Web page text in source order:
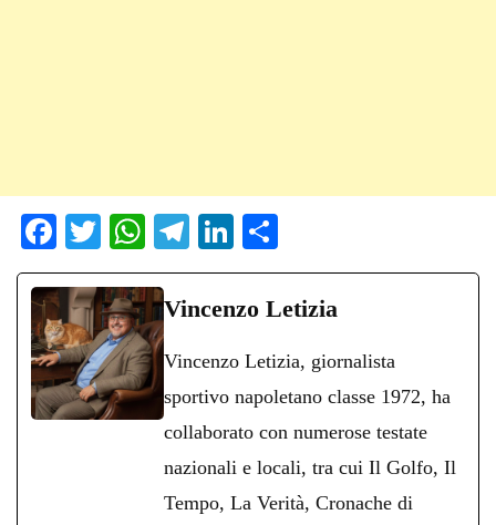
Fa
ce
bo
ok
T
wi
tte
r
W
ha
ts
A
pp
Te
le
gr
m
Li
nk
ed
on
di
di
Vincenzo Letizia
Vincenzo Letizia, giornalista
sportivo napoletano classe 1972, ha
collaborato con numerose testate
nazionali e locali, tra cui Il Golfo, Il
Tempo, La Verità, Cronache di